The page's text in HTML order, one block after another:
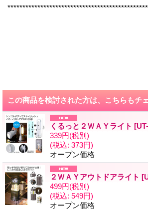
この商品を検討された方は、こちらもチ
くるっと２ＷＡＹライト [
339円(税別)
(税込: 373円)
オープン価格
２ＷＡＹアウトドアライト [
499円(税別)
(税込: 549円)
オープン価格